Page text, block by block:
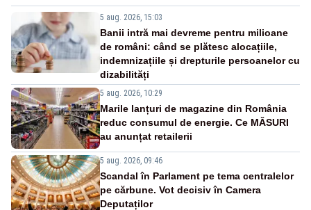
5 aug. 2026, 15:03
Banii intră mai devreme pentru milioane
de români: când se plătesc alocațiile,
indemnizațiile și drepturile persoanelor cu
dizabilități
5 aug. 2026, 10:29
Marile lanțuri de magazine din România
reduc consumul de energie. Ce MĂSURI
au anunțat retailerii
5 aug. 2026, 09:46
Scandal în Parlament pe tema centralelor
pe cărbune. Vot decisiv în Camera
Deputaților